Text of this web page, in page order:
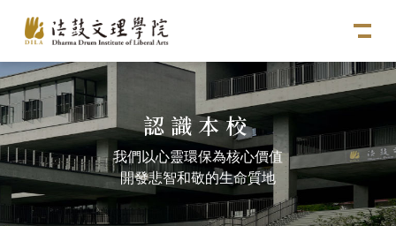
認識本校
我們以心靈環保為核心價值
開發悲智和敬的生命質地